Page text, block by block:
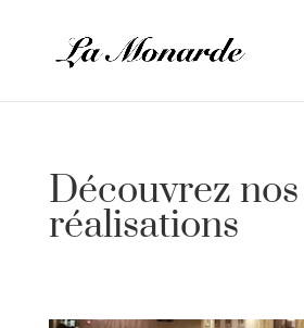
Découvrez nos
réalisations